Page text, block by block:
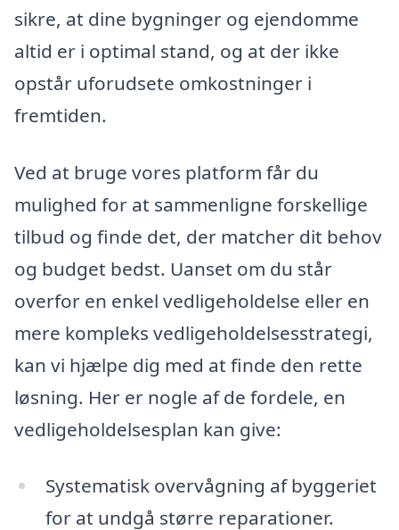
sikre, at dine bygninger og ejendomme
altid er i optimal stand, og at der ikke
opstår uforudsete omkostninger i
fremtiden.
Ved at bruge vores platform får du
mulighed for at sammenligne forskellige
tilbud og finde det, der matcher dit behov
og budget bedst. Uanset om du står
overfor en enkel vedligeholdelse eller en
mere kompleks vedligeholdelsesstrategi,
kan vi hjælpe dig med at finde den rette
løsning. Her er nogle af de fordele, en
vedligeholdelsesplan kan give:
Systematisk overvågning af byggeriet
for at undgå større reparationer.